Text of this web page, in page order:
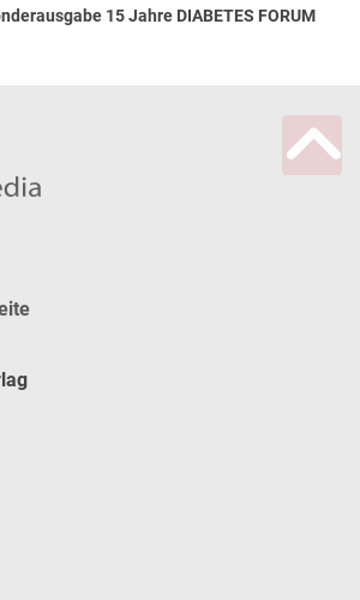
15 Jahre DIABETES FORUM